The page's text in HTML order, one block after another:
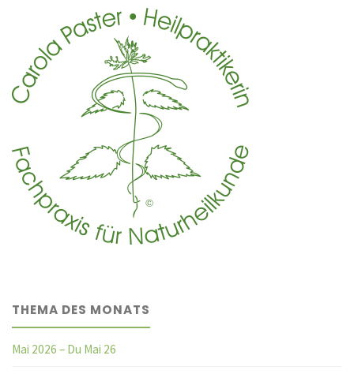
THEMA DES MONATS
Mai 2026 – Du Mai 26